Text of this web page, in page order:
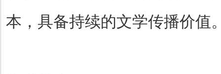
本，具备持续的文学传播价值